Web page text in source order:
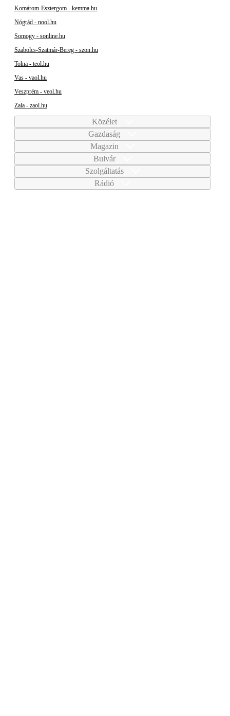
Komárom-Esztergom - kemma.hu
Nógrád - nool.hu
Somogy - sonline.hu
Szabolcs-Szatmár-Bereg - szon.hu
Tolna - teol.hu
Vas - vaol.hu
Veszprém - veol.hu
Zala - zaol.hu
Közélet
Gazdaság
Magazin
Bulvár
Szolgáltatás
Rádió